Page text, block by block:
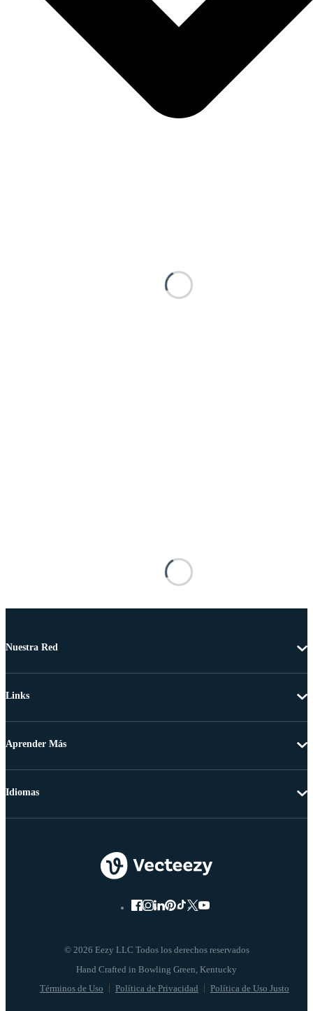
Nuestra Red
Links
Aprender Más
© 2026 Eezy LLC Todos los derechos reservados
Términos de Uso Política de Privacidad Política de Uso Justo
Idiomas